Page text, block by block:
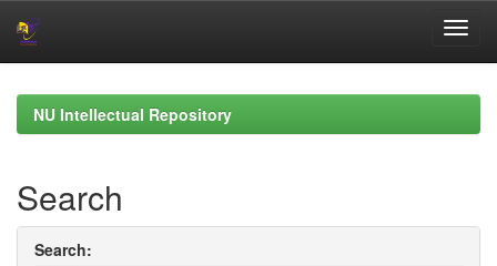
navigationNU Intellectual Repository
Search
Search: